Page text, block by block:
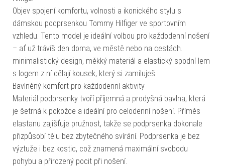
Objev spojení komfortu, volnosti a ikonického stylu s
dámskou podprsenkou Tommy Hilfiger ve sportovním
vzhledu. Tento model je ideální volbou pro každodenní nošení
– ať už trávíš den doma, ve městě nebo na cestách.
minimalistický design, měkký materiál a elastický spodní lem
s logem z ní dělají kousek, který si zamiluješ.
Bavlněný komfort pro každodenní aktivity
Materiál podprsenky tvoří příjemná a prodyšná bavlna, která
je šetrná k pokožce a ideální pro celodenní nošení. Příměs
elastanu zajišťuje pružnost, takže se podprsenka dokonale
přizpůsobí tělu bez zbytečného svírání. Podprsenka je bez
výztuže i bez kostic, což znamená maximální svobodu
pohybu a přirozený pocit při nošení.